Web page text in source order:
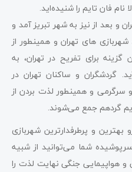
نام فان تایم را شنیده‌اید.
و بعد از نیز به شهر تبریز آمد و
‌های تهران و همینطور از
برای تفریح در تهران، به
و ساکنان تهران در
سرگرمی و همینطور لذت بردن از
گردهم جمع می‌شوند.
و پرطرفدارترین شهربازی
شما می‌توانید از شبیه
هوایی و هواپیمایی جنگی نهایت لذت را